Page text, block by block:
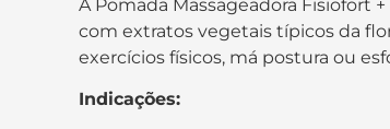
A Pomada Massageadora Fisiofort
com extratos vegetais típicos da
exercícios físicos, má postura ou
Indicações: